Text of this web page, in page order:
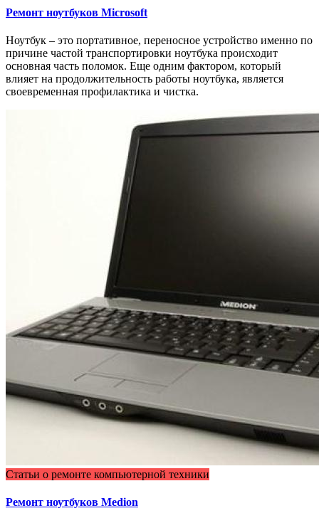
Ремонт ноутбуков Microsoft
Ноутбук – это портативное, переносное устройство именно по
причине частой транспортировки ноутбука происходит
основная часть поломок. Еще одним фактором, который
влияет на продолжительность работы ноутбука, является
своевременная профилактика и чистка.
Статьи о ремонте компьютерной техники
Ремонт ноутбуков Medion